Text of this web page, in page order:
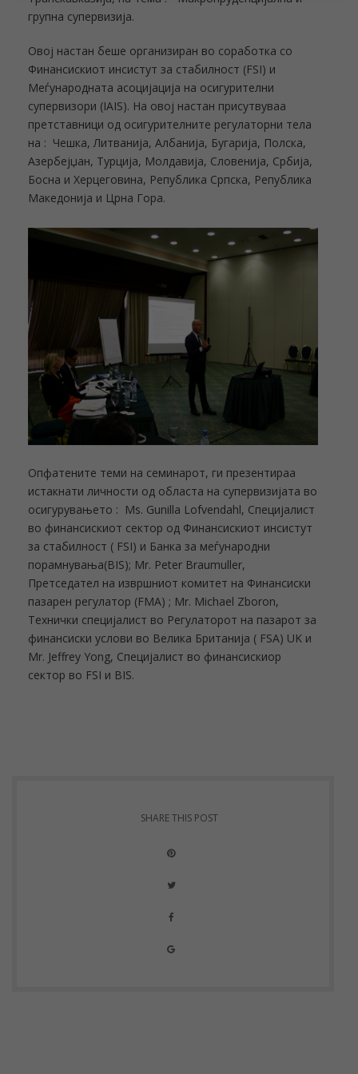
групна супервизија.
Овој настан беше организиран во соработка со
Финансискиот инсистут за стабилност (FSI) и
Меѓународната асоцијација на осигурителни
супервизори (IAIS). На овој настан присутвуваа
претставници од осигурителните регулаторни тела
на : Чешка, Литванија, Албанија, Бугарија, Полска,
Азербејџан, Турција, Молдавија, Словенија, Србија,
Босна и Херцеговина, Република Српска, Република
Македонија и Црна Гора.
Опфатените теми на семинарот, ги презентираа
истакнати личности од областа на супервизијата во
осигурувањето : Ms. Gunilla Lofvendahl, Специјалист
во финансискиот сектор од Финансискиот инсистут
за стабилност ( FSI) и Банка за меѓународни
порамнувања(BIS); Mr. Peter Braumuller,
Претседател на извршниот комитет на Финансиски
пазарен регулатор (FMA) ; Mr. Michael Zboron,
Технички специјалист во Регулаторот на пазарот за
финансиски услови во Велика Британија ( FSA) UK и
Mr. Jeffrey Yong, Специјалист во финансискиор
сектор во FSI и BIS.
SHARE THIS POST